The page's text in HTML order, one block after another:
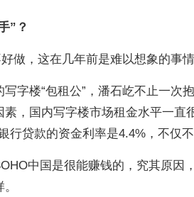
”？
好做，这在几年前是难以想象的事
字楼“包租公”，潘石屹不止一次
素，国内写字楼市场租金水平一直
行贷款的资金利率是4.4%，不仅不
中国是很能赚钱的，究其原因